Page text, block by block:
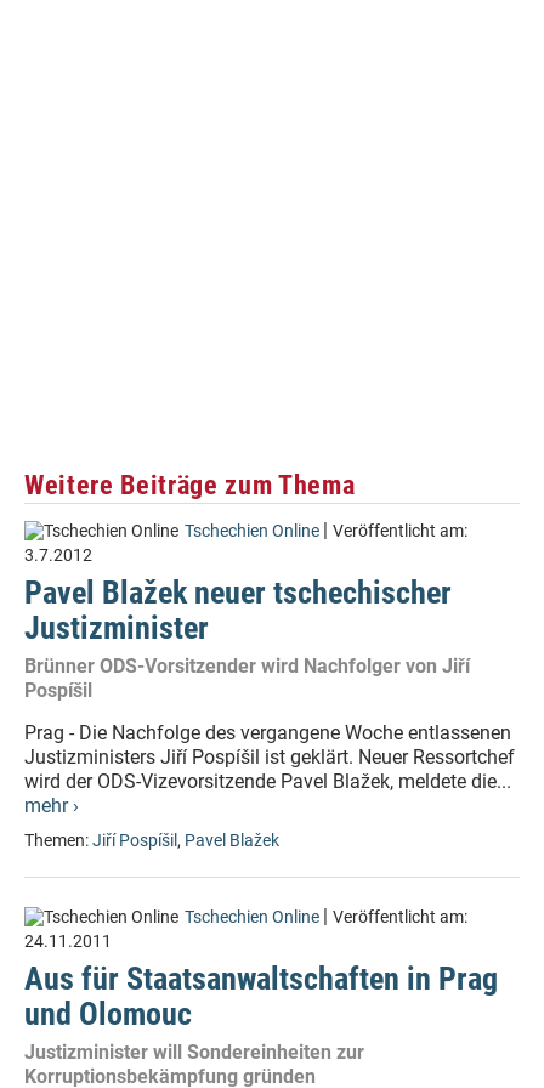
Weitere Beiträge zum Thema
Tschechien Online | Veröffentlicht am:
3.7.2012
Pavel Blažek neuer tschechischer
Justizminister
Brünner ODS-Vorsitzender wird Nachfolger von Jiří
Pospíšil
Prag - Die Nachfolge des vergangene Woche entlassenen
Justizministers Jiří Pospíšil ist geklärt. Neuer Ressortchef
wird der ODS-Vizevorsitzende Pavel Blažek, meldete die...
mehr ›
Themen:Jiří Pospíšil, Pavel Blažek
Tschechien Online | Veröffentlicht am:
24.11.2011
Aus für Staatsanwaltschaften in Prag
und Olomouc
Justizminister will Sondereinheiten zur
Korruptionsbekämpfung gründen